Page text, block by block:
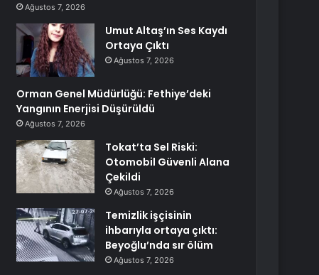
Ağustos 7, 2026
Umut Altaş’ın Ses Kaydı
Ortaya Çıktı
Ağustos 7, 2026
Orman Genel Müdürlüğü: Fethiye’deki
Yangının Enerjisi Düşürüldü
Ağustos 7, 2026
Tokat’ta Sel Riski:
Otomobil Güvenli Alana
Çekildi
Ağustos 7, 2026
Temizlik işçisinin
ihbarıyla ortaya çıktı:
Beyoğlu’nda sır ölüm
Ağustos 7, 2026